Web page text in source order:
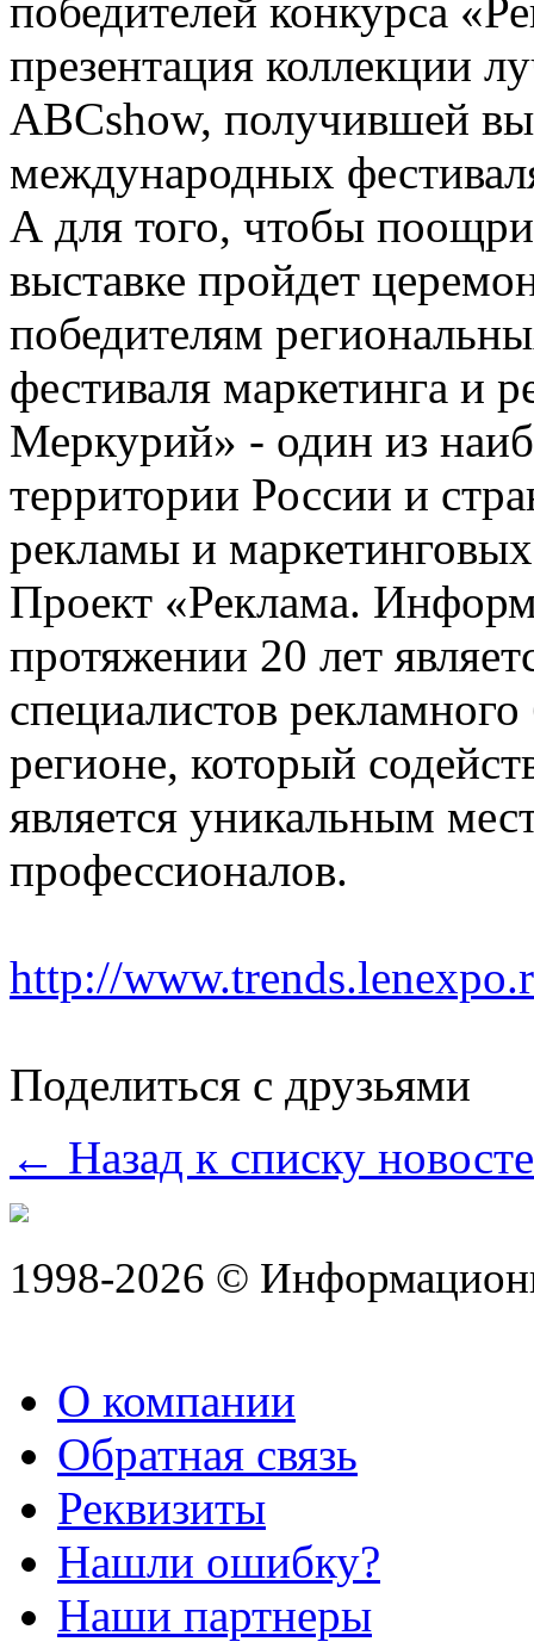
победителей конкурса
презентация коллекции
ABCshow, получившей
международных
А для того, чтобы
выставке пройдет
победителям
фестиваля маркетинга и
Меркурий» - один из
территории России и
рекламы и
Проект «Реклама.
протяжении 20 лет
специалистов
регионе, который
является уникальным
http://
Поделиться с друзьями
← Назад к списку
1998-2026 ©
О компании
Обратная связь
Реквизиты
Нашли ошибку?
Наши партнеры